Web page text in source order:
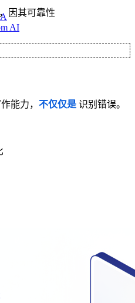
AI
因其可靠性
能力， 不仅仅是 识别错误。